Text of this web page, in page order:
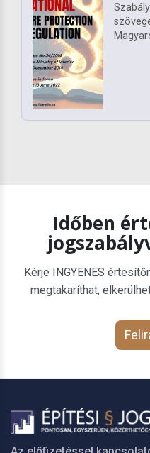
Időben
Kérje INGYENES
megtakaríthat,